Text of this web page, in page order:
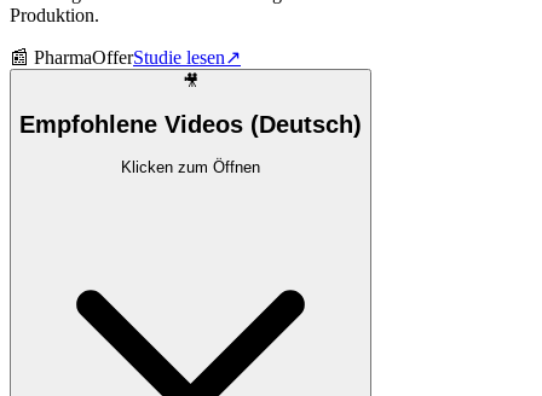
Produktion.
📰 PharmaOfferStudie lesen↗
🎥
Empfohlene Videos (Deutsch)
Klicken zum Öffnen